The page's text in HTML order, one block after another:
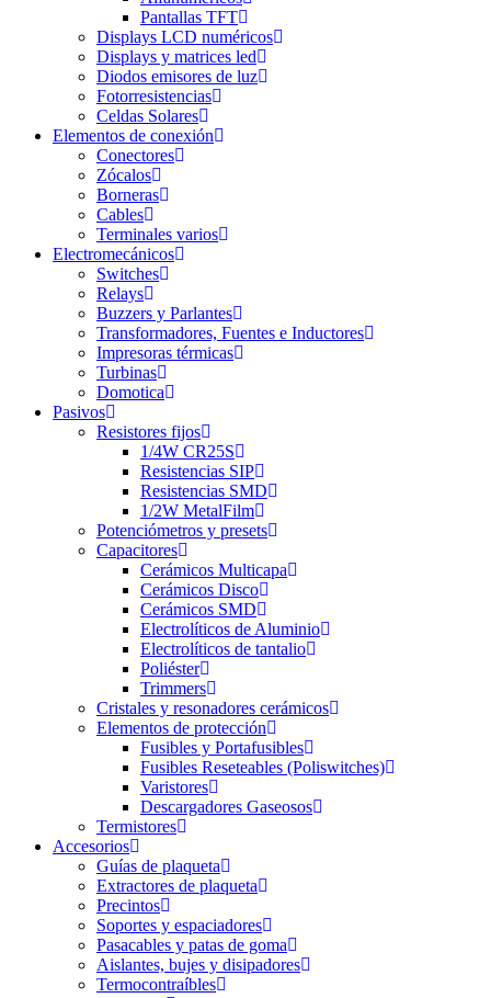
Pantallas TFT
Displays LCD numéricos
Displays y matrices led
Diodos emisores de luz
Fotorresistencias
Celdas Solares
Elementos de conexión
Conectores
Zócalos
Borneras
Cables
Terminales varios
Electromecánicos
Switches
Relays
Buzzers y Parlantes
Transformadores, Fuentes e Inductores
Impresoras térmicas
Turbinas
Domotica
Pasivos
Resistores fijos
1/4W CR25S
Resistencias SIP
Resistencias SMD
1/2W MetalFilm
Potenciómetros y presets
Capacitores
Cerámicos Multicapa
Cerámicos Disco
Cerámicos SMD
Electrolíticos de Aluminio
Electrolíticos de tantalio
Poliéster
Trimmers
Cristales y resonadores cerámicos
Elementos de protección
Fusibles y Portafusibles
Fusibles Reseteables (Poliswitches)
Varistores
Descargadores Gaseosos
Termistores
Accesorios
Guías de plaqueta
Extractores de plaqueta
Precintos
Soportes y espaciadores
Pasacables y patas de goma
Aislantes, bujes y disipadores
Termocontraíbles